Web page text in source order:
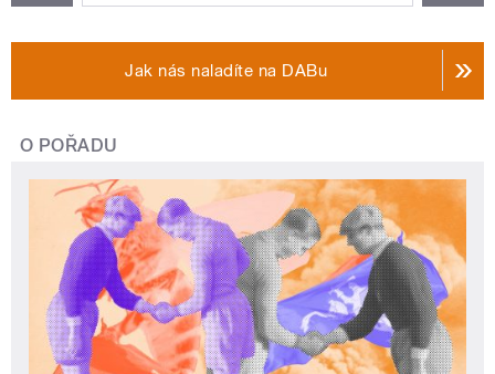
Jak nás naladíte na DABu
O POŘADU